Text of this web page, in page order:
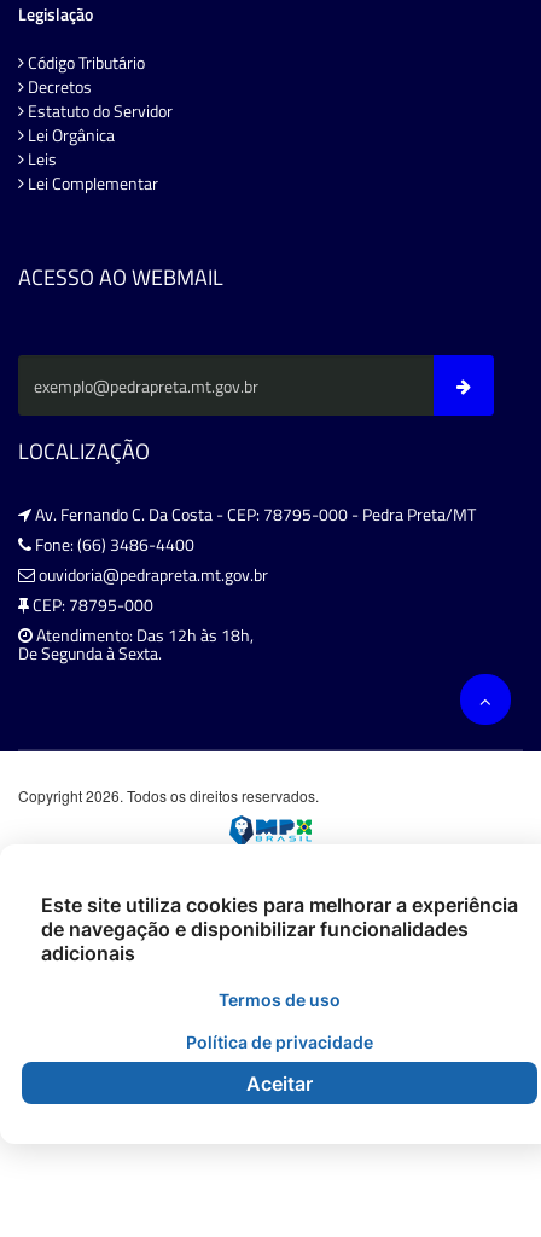
Legislação
Código Tributário
Decretos
Estatuto do Servidor
Lei Orgânica
Leis
Lei Complementar
ACESSO AO WEBMAIL
LOCALIZAÇÃO
Av. Fernando C. Da Costa - CEP: 78795-000 - Pedra Preta/MT
Fone: (66) 3486-4400
ouvidoria@pedrapreta.mt.gov.br
CEP: 78795-000
Atendimento: Das 12h às 18h,
De Segunda à Sexta.
Copyright 2026. Todos os direitos reservados.
Este site utiliza cookies para melhorar a experiência
de navegação e disponibilizar funcionalidades
adicionais
Termos de uso
Política de privacidade
Aceitar